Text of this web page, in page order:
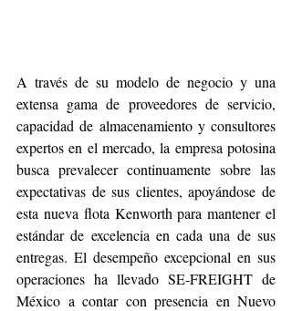
A través de su modelo de negocio y una
extensa gama de proveedores de servicio,
capacidad de almacenamiento y consultores
expertos en el mercado, la empresa potosina
busca prevalecer continuamente sobre las
expectativas de sus clientes, apoyándose de
esta nueva flota Kenworth para mantener el
estándar de excelencia en cada una de sus
entregas. El desempeño excepcional en sus
operaciones ha llevado SE-FREIGHT de
México a contar con presencia en Nuevo